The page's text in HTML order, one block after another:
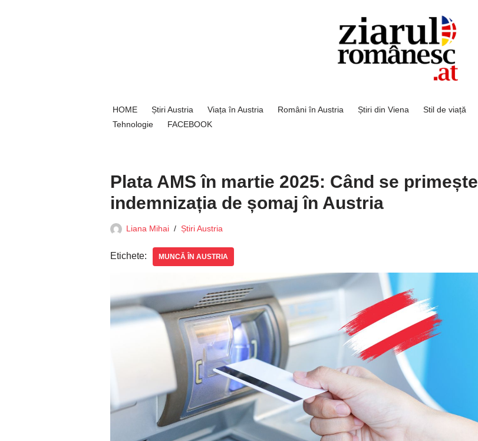
HOME Știri Austria Viața în Austria Români în Austria Știri din Viena Stil de viață
Tehnologie
FACEBOOK
Plata AMS în martie 2025: Când se primește
indemnizația de șomaj în Austria
Liana Mihai Știri Austria
Etichete: MUNCĂ ÎN AUSTRIA